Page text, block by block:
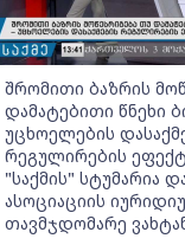
შრომითი ბაზრის
დამატებითი წნეხი
უცხოელების
რეგულირების
"საქმის" სტუმარია
ასოციაციის
თავმჯდომარე